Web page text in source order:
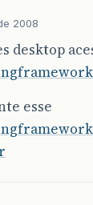
2008
desktop
esse